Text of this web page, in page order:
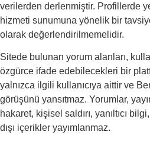
verilerden derlenmiştir. Profillerde
hizmeti sunumuna yönelik bir
olarak değerlendirilmemelidir.
Sitede bulunan yorum alanları,
özgürce ifade edebilecekleri bir
yalnızca ilgili kullanıcıya aittir ve
görüşünü yansıtmaz. Yorumlar,
hakaret, kişisel saldırı, yanıltıcı
dışı içerikler yayımlanmaz.